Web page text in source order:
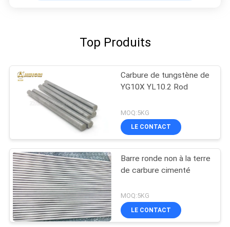
Top Produits
Carbure de tungstène de
YG10X YL10.2 Rod
MOQ:5KG
LE CONTACT
Barre ronde non à la terre
de carbure cimenté
MOQ:5KG
LE CONTACT